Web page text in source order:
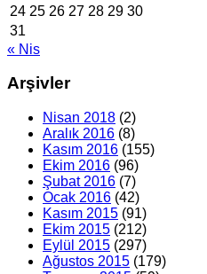
24 25 26 27 28 29 30
31
« Nis
Arşivler
Nisan 2018 (2)
Aralık 2016 (8)
Kasım 2016 (155)
Ekim 2016 (96)
Şubat 2016 (7)
Ocak 2016 (42)
Kasım 2015 (91)
Ekim 2015 (212)
Eylül 2015 (297)
Ağustos 2015 (179)